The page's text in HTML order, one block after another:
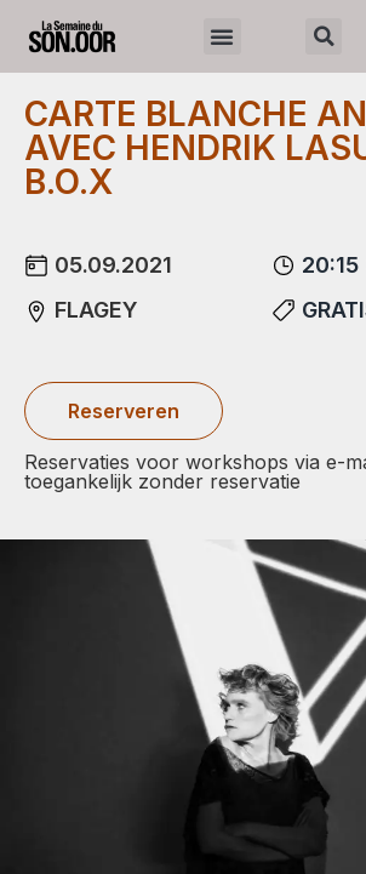
CARTE BLANCHE
AVEC HENDRIK
B.O.X
05.09.2021
FLAGEY
20:15
Reserveren
Reservaties voor workshops via e-
toegankelijk zonder reservatie